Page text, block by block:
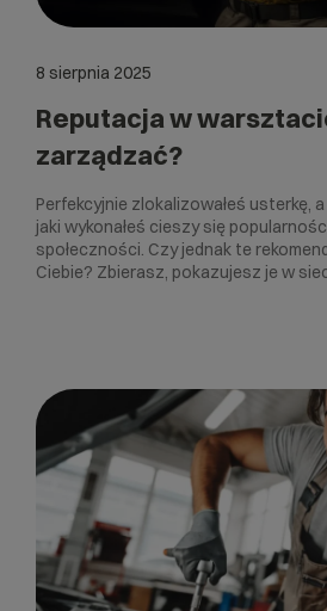
8 sierpnia 2025
Reputacja w
zarządzać?
Perfekcyjnie zlokalizowałeś usterkę,
jaki wykonałeś cieszy się
społeczności. Czy jednak te
Ciebie? Zbierasz, pokazujesz je w